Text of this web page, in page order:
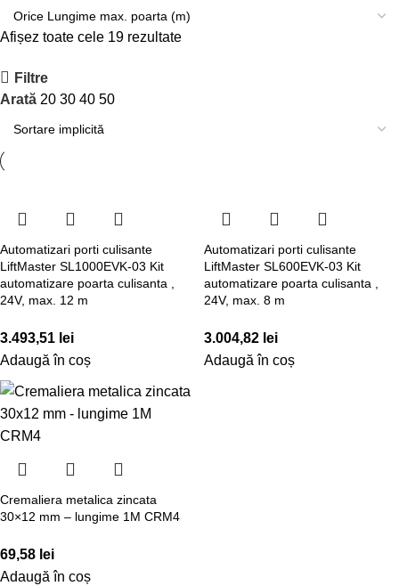
Afișez toate cele 19 rezultate
Filtre
Arată 20 30 40 50
Automatizari porti culisante
LiftMaster SL1000EVK-03 Kit
automatizare poarta culisanta ,
24V, max. 12 m
3.493,51 lei
Adaugă în coș
Automatizari porti culisante
LiftMaster SL600EVK-03 Kit
automatizare poarta culisanta ,
24V, max. 8 m
3.004,82 lei
Adaugă în coș
Cremaliera metalica zincata
30×12 mm – lungime 1M CRM4
69,58 lei
Adaugă în coș